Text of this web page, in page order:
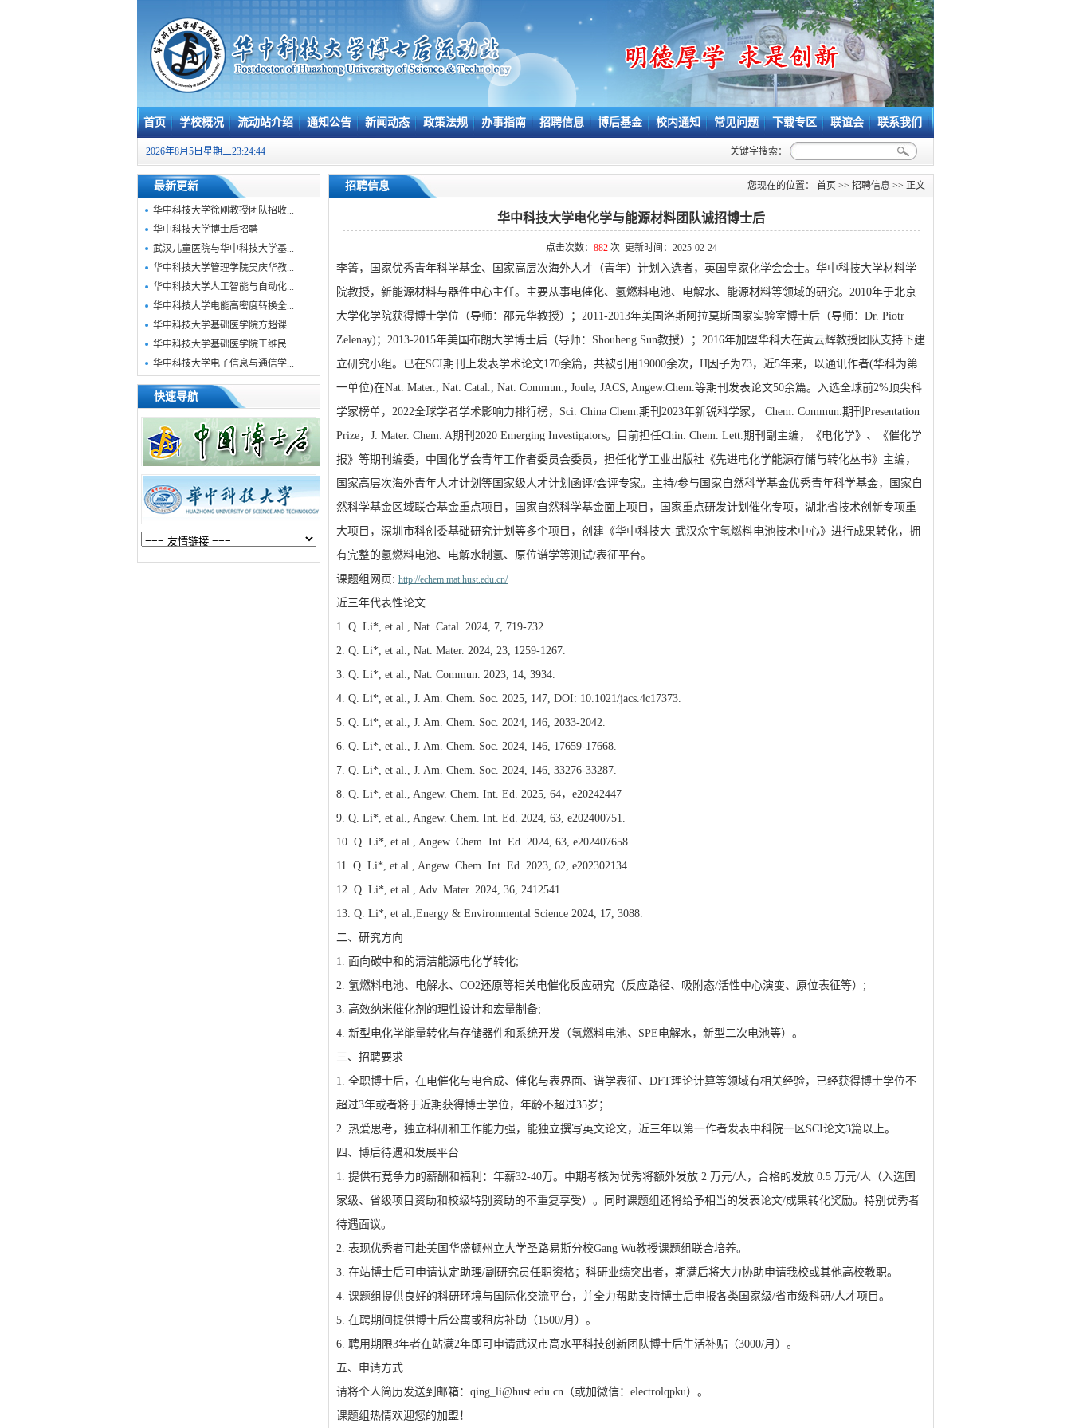
首页 学校概况 流动站介绍 通知公告 新闻动态 政策法规 办事指南 招聘信息 博后基金 校内通知 常见问题 下载专区 联谊会 联系我们
2026年8月5日星期三23:24:45 关键字搜索：
最新更新
华中科技大学徐刚教授团队招收...
华中科技大学博士后招聘
武汉儿童医院与华中科技大学基...
华中科技大学管理学院吴庆华教...
华中科技大学人工智能与自动化...
华中科技大学电能高密度转换全...
华中科技大学基础医学院方超课...
华中科技大学基础医学院王维民...
华中科技大学电子信息与通信学...
快速导航
招聘信息 您现在的位置： 首页 >> 招聘信息 >> 正文
华中科技大学电化学与能源材料团队诚招博士后
点击次数： 882次 更新时间：2025-02-24
李箐，国家优秀青年科学基金、国家高层次海外人才（青年）计划入选者，英国皇家化学会会士。华中科技大学材料学
院教授，新能源材料与器件中心主任。主要从事电催化、氢燃料电池、电解水、能源材料等领域的研究。 2010年于北京
大学化学院获得博士学位（导师：邵元华教授）；2011-2013年美国洛斯阿拉莫斯国家实验室博士后（导师：Dr. Piotr
Zelenay)；2013-2015年美国布朗大学博士后（导师：Shouheng Sun教授）；2016年加盟华科大在黄云辉教授团队支持下建
立研究小组。已在SCI期刊上发表学术论文170余篇，共被引用19000余次，H因子为73，近5年来，以通讯作者(华科为第
一单位)在Nat. Mater., Nat. Catal., Nat. Commun., Joule, JACS, Angew.Chem.等期刊发表论文50余篇。入选全球前2%顶尖科
学家榜单，2022全球学者学术影响力排行榜，Sci. China Chem.期刊2023年新锐科学家， Chem. Commun.期刊Presentation
Prize，J. Mater. Chem. A期刊2020 Emerging Investigators。目前担任Chin. Chem. Lett.期刊副主编，《电化学》、《催化学
报》等期刊编委，中国化学会青年工作者委员会委员，担任化学工业出版社《先进电化学能源存储与转化丛书》主编，
国家高层次海外青年人才计划等国家级人才计划函评/会评专家。主持/参与国家自然科学基金优秀青年科学基金，国家自
然科学基金区域联合基金重点项目，国家自然科学基金面上项目，国家重点研发计划催化专项，湖北省技术创新专项重
大项目，深圳市科创委基础研究计划等多个项目，创建《华中科技大-武汉众宇氢燃料电池技术中心》进行成果转化，拥
有完整的氢燃料电池、电解水制氢、原位谱学等测试/表征平台。
课题组网页 : http://echem.mat.hust.edu.cn/
近三年代表性论文
1. Q. Li*, et al., Nat. Catal. 2024, 7, 719-732.
2. Q. Li*, et al., Nat. Mater. 2024, 23, 1259-1267.
3. Q. Li*, et al., Nat. Commun. 2023, 14, 3934.
4. Q. Li*, et al., J. Am. Chem. Soc. 2025, 147, DOI: 10.1021/jacs.4c17373.
5. Q. Li*, et al., J. Am. Chem. Soc. 2024, 146, 2033-2042.
6. Q. Li*, et al., J. Am. Chem. Soc. 2024, 146, 17659-17668.
7. Q. Li*, et al., J. Am. Chem. Soc. 2024, 146, 33276-33287.
8. Q. Li*, et al., Angew. Chem. Int. Ed. 2025, 64，e20242447
9. Q. Li*, et al., Angew. Chem. Int. Ed. 2024, 63, e202400751.
10. Q. Li*, et al., Angew. Chem. Int. Ed. 2024, 63, e202407658.
11. Q. Li*, et al., Angew. Chem. Int. Ed. 2023, 62, e202302134
12. Q. Li*, et al., Adv. Mater. 2024, 36, 2412541.
13. Q. Li*, et al.,Energy & Environmental Science 2024, 17, 3088.
二、研究方向
1. 面向碳中和的清洁能源电化学转化;
2. 氢燃料电池、电解水、CO2还原等相关电催化反应研究（反应路径、吸附态/活性中心演变、原位表征等）;
3. 高效纳米催化剂的理性设计和宏量制备;
4. 新型电化学能量转化与存储器件和系统开发（氢燃料电池、SPE电解水，新型二次电池等）。
三、招聘要求
1. 全职博士后，在电催化与电合成、催化与表界面、谱学表征、DFT理论计算等领域有相关经验，已经获得博士学位不
超过3年或者将于近期获得博士学位，年龄不超过35岁；
2. 热爱思考，独立科研和工作能力强，能独立撰写英文论文，近三年以第一作者发表中科院一区SCI论文3篇以上。
四、博后待遇和发展平台
1. 提供有竞争力的薪酬和福利：年薪32-40万。中期考核为优秀将额外发放 2 万元/人，合格的发放 0.5 万元/人（入选国
家级、省级项目资助和校级特别资助的不重复享受）。同时课题组还将给予相当的发表论文/成果转化奖励。特别优秀者
待遇面议。
2. 表现优秀者可赴美国华盛顿州立大学圣路易斯分校Gang Wu教授课题组联合培养。
3. 在站博士后可申请认定助理/副研究员任职资格；科研业绩突出者，期满后将大力协助申请我校或其他高校教职。
4. 课题组提供良好的科研环境与国际化交流平台，并全力帮助支持博士后申报各类国家级/省市级科研/人才项目。
5. 在聘期间提供博士后公寓或租房补助（1500/月）。
6. 聘用期限3年者在站满2年即可申请武汉市高水平科技创新团队博士后生活补贴（3000/月）。
五、申请方式
请将个人简历发送到邮箱： qing_li@hust.edu.cn（或加微信：electrolqpku）。
课题组热情欢迎您的加盟！